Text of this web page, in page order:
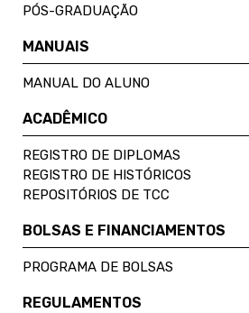
PÓS-GRADUAÇÃO
MANUAIS
MANUAL DO ALUNO
ACADÊMICO
REGISTRO DE DIPLOMAS
REGISTRO DE HISTÓRICOS
REPOSITÓRIOS DE TCC
BOLSAS E FINANCIAMENTOS
PROGRAMA DE BOLSAS
REGULAMENTOS